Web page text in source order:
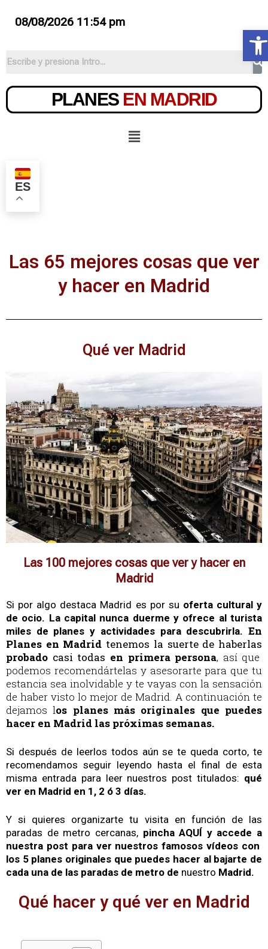
08/08/2026 11:54 pm
PLANES EN MADRID
ES
Las 65 mejores cosas que ver
y hacer en Madrid
Qué ver Madrid
Las 100 mejores cosas que ver y hacer en
Madrid
Si por algo destaca Madrid es por su oferta cultural y
de ocio. La capital nunca duerme y ofrece al turista
miles de planes y actividades para descubrirla. En
Planes en Madrid tenemos la suerte de haberlas
probado casi todas en primera persona, así que
podemos recomendártelas y asesorarte para que tu
estancia sea inolvidable y te vayas con la sensación
de haber visto lo mejor de Madrid. A continuación te
dejamos los planes más originales que puedes
hacer en Madrid las próximas semanas.
Si después de leerlos todos aún se te queda corto, te
recomendamos seguir leyendo hasta el final de esta
misma entrada para leer nuestros post titulados: qué
ver en Madrid en 1, 2 ó 3 días.
Y si quieres organizarte tu visita en función de las
paradas de metro cercanas, pinchaAQUÍ y accede a
nuestra post para ver nuestros famosos vídeos con
los 5 planes originales que puedes hacer al bajarte de
cada una de las paradas de metro de nuestro Madrid.
Qué hacer y qué ver en Madrid